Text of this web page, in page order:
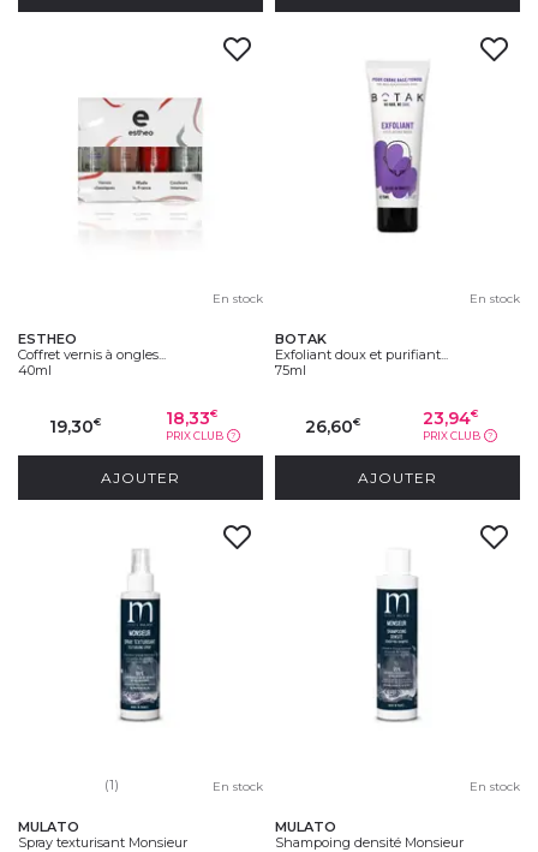
En stock
ESTHEO
Coffret vernis à ongles...
40ml
19,30€ 18,33€
PRIX CLUB ?
AJOUTER
En stock
BOTAK
Exfoliant doux et purifiant...
75ml
26,60€ 23,94€
PRIX CLUB ?
AJOUTER
(1) En stock
MULATO
Spray texturisant Monsieur
En stock
MULATO
Shampoing densité Monsieur